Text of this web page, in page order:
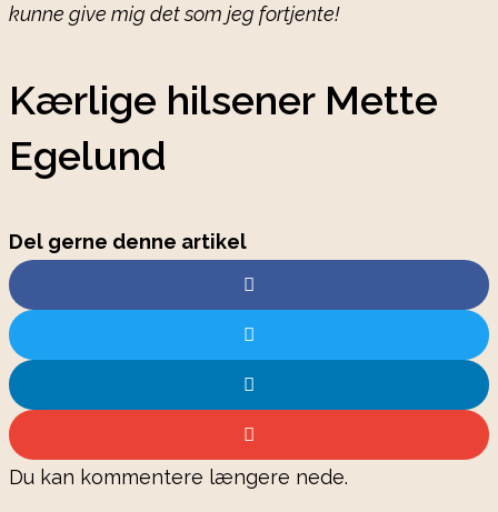
kunne give mig det som jeg fortjente!
Kærlige hilsener Mette
Egelund
Del gerne denne artikel
Du kan kommentere længere nede.